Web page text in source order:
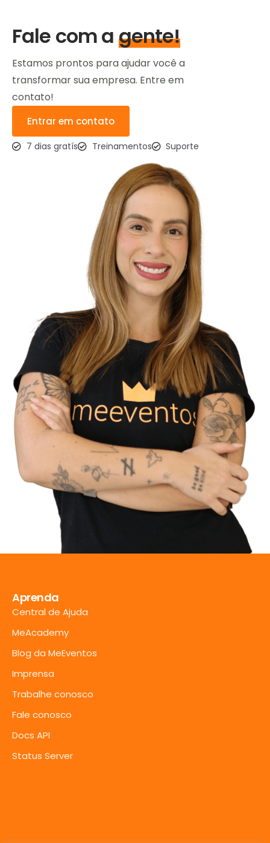
Fale com a gente!
Estamos prontos para ajudar você a
transformar sua empresa. Entre em
contato!
Entrar em contato
7 dias gratís Treinamentos Suporte
Aprenda
Central de Ajuda
MeAcademy
Blog da MeEventos
Imprensa
Trabalhe conosco
Fale conosco
Docs API
Status Server